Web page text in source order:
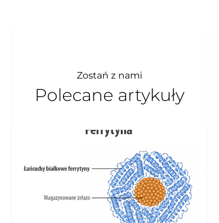
Zostań z nami
Polecane artykuły